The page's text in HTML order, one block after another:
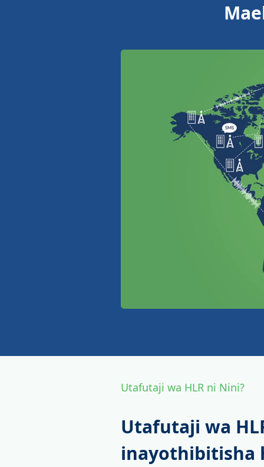
Utafutaji wa HLR ni Nini?
Utafutaji wa
inayothibitisha